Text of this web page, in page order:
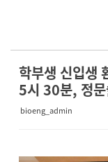
소식지
학부생 신입생
5시 30분, 정
bioeng_admin